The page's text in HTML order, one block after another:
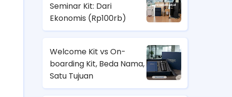
Seminar Kit: Dari
Ekonomis (Rp100rb)
Welcome Kit vs On-
boarding Kit, Beda Nama,
Satu Tujuan